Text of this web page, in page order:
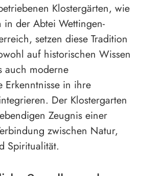
Klostergärten, wie
in der Abtei Wettingen-
setzen diese Tradition
auf historischen Wissen
auch moderne
Erkenntnisse in ihre
Der Klostergarten
Zeugnis einer
zwischen Natur,
Spiritualität.